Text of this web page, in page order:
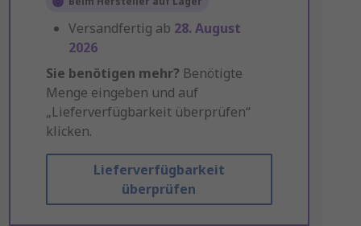
Versandfertig ab 28. August
2026
Sie benötigen mehr? Benötigte
Menge eingeben und auf
„Lieferverfügbarkeit überprüfen“
klicken.
Lieferverfügbarkeit
überprüfen